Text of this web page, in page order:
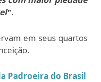
.
em seus quartos
Padroeira do Brasil